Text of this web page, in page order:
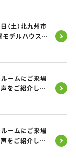
（土）北九州市
デルハウス
ルームにご来場
をご紹介しま
ルームにご来場
をご紹介しま